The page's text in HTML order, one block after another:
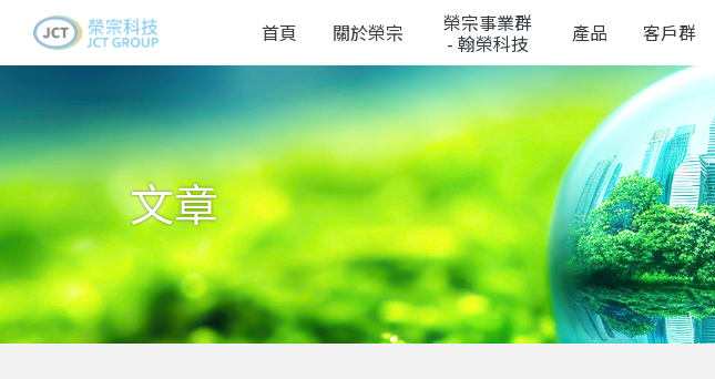
首頁 關於榮宗 榮宗事業群
- 翰榮科技 產品 客戶群
文章